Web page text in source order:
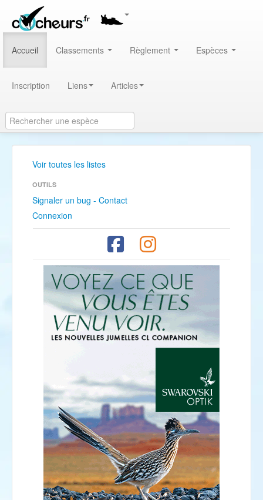
Accueil Classements Règlement Espèces
Inscription Liens Articles
Voir toutes les listes
OUTILS
Signaler un bug - Contact
Connexion